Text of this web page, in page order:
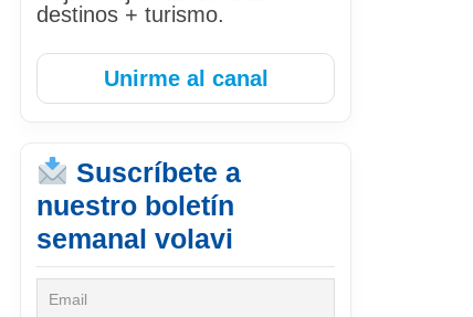
destinos + turismo.
Unirme al canal
Suscríbete a
nuestro boletín
semanal volavi